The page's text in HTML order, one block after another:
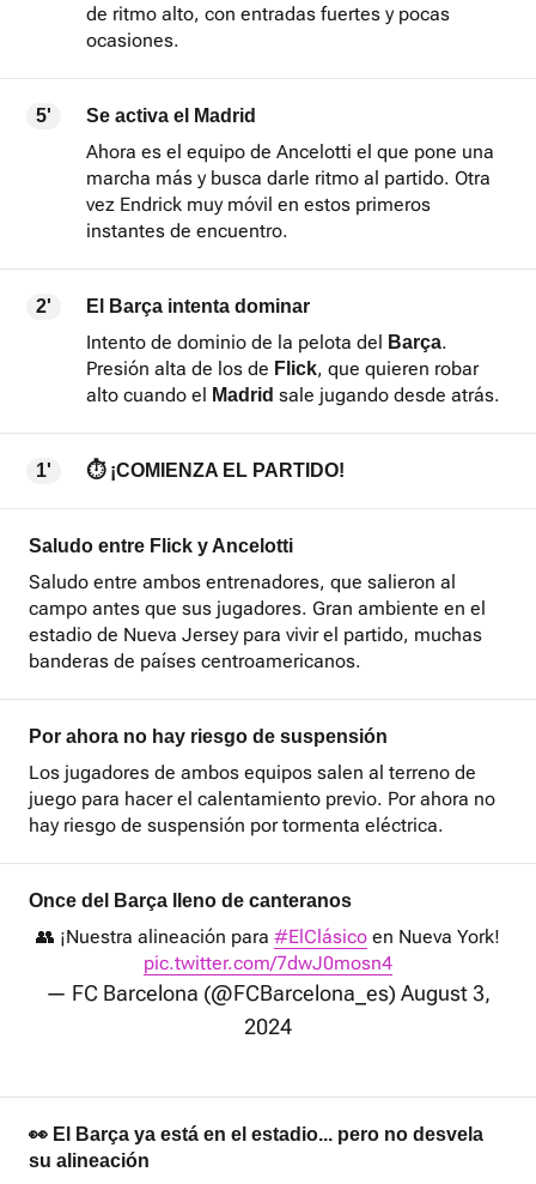
de ritmo alto, con entradas fuertes y pocas
ocasiones.
5' Se activa el Madrid
Ahora es el equipo de Ancelotti el que pone una
marcha más y busca darle ritmo al partido. Otra
vez Endrick muy móvil en estos primeros
instantes de encuentro.
2' El Barça intenta dominar
Intento de dominio de la pelota del Barça.
Presión alta de los de Flick, que quieren robar
alto cuando el Madrid sale jugando desde atrás.
1' ⏱ ¡COMIENZA EL PARTIDO!
Saludo entre Flick y Ancelotti
Saludo entre ambos entrenadores, que salieron al
campo antes que sus jugadores. Gran ambiente en el
estadio de Nueva Jersey para vivir el partido, muchas
banderas de países centroamericanos.
Por ahora no hay riesgo de suspensión
Los jugadores de ambos equipos salen al terreno de
juego para hacer el calentamiento previo. Por ahora no
hay riesgo de suspensión por tormenta eléctrica.
Once del Barça lleno de canteranos
👥 ¡Nuestra alineación para #ElClásico en Nueva York!
pic.twitter.com/7dwJ0mosn4
— FC Barcelona (@FCBarcelona_es) August 3,
2024
👀 El Barça ya está en el estadio... pero no desvela
su alineación